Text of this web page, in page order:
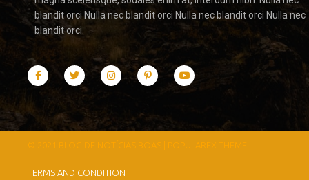
blandit orci Nulla nec blandit orci Nulla nec blandit orci Nulla nec
blandit orci.
© 2021 BLOG DE NOTÍCIAS BOAS | POPULARFX THEME
TERMS AND CONDITION